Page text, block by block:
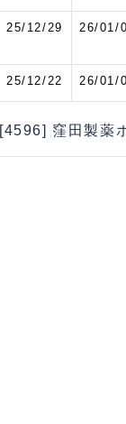
25/12/29 26/01/
25/12/22 26/01/
[4596] 窪田製薬